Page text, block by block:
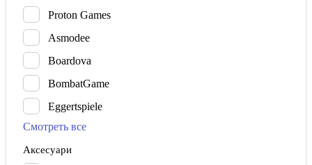
Proton Games
Asmodee
Boardova
BombatGame
Eggertspiele
Смотреть все
Аксесуари